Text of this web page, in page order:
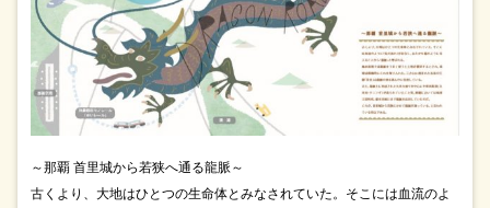
～那覇 首里城から若狭へ通る龍脈～
古くより、大地はひとつの生命体とみなされていた。そこには血流のよ